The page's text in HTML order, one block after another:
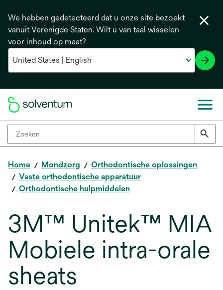
We hebben gedetecteerd dat u onze site bezoekt
vanuit Verenigde Staten. Wilt u van taal wisselen
voor inhoud op maat?
Home Mondzorg
Orthodontische oplossingen
Vaste orthodontische apparatuur
Orthodontische hulpmiddelen
3M™ Unitek™ MIA
Mobiele intra-orale
sheats